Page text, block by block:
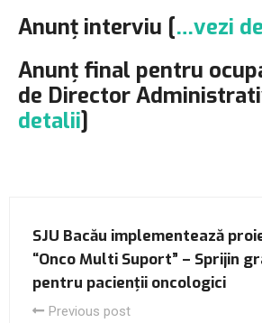
Anunț interviu […vezi
Anunț final pentru
de Director
detalii]
SJU Bacău implementează
“Onco Multi Suport” – Sprijin
pentru pacienții oncologici
Previous post